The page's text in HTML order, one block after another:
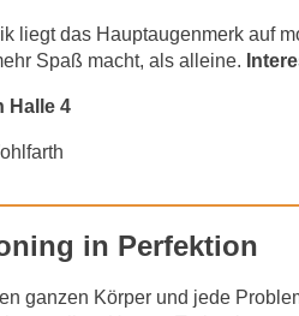
liegt das Hauptaugenmerk auf
Spaß macht, als alleine.
Halle 4
in Perfektion
ganzen Körper und jede